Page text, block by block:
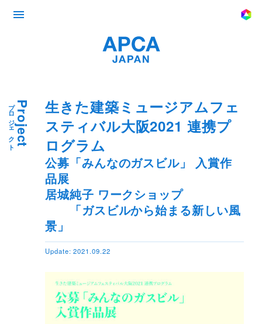
Project
プロジェクト
生きた建築ミュージアムフェ
スティバル大阪2021 連携プ
ログラム
公募「みんなのガスビル」 入賞作
品展
居城純子 ワークショップ
「ガスビルから始まる新しい風
景」
Update: 2021.09.22